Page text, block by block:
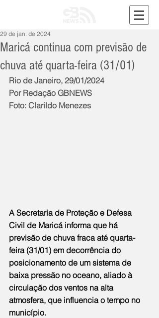
Maricá continua com previsão de
chuva até quarta-feira (31/01)
29 de jan. de 2024
Rio de Janeiro, 29/01/2024
Por Redação GBNEWS
Foto: Clarildo Menezes
A Secretaria de Proteção e Defesa
Civil de Maricá informa que há
previsão de chuva fraca até quarta-
feira (31/01) em decorrência do
posicionamento de um sistema de
baixa pressão no oceano, aliado à
circulação dos ventos na alta
atmosfera, que influencia o tempo no
município.